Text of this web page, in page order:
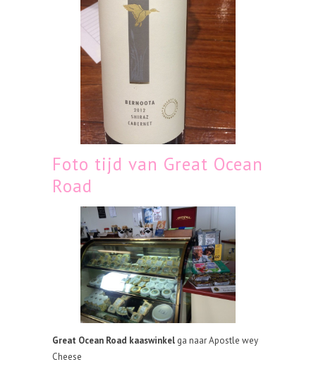
Foto tijd van Great Ocean
Road
Great Ocean Road kaaswinkel ga naar Apostle wey
Cheese